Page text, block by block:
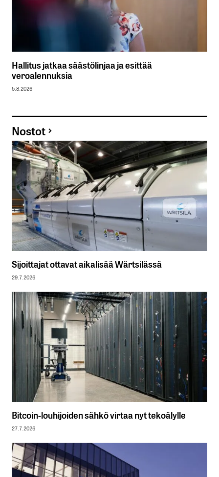
Hallitus jatkaa säästölinjaa ja esittää
veroalennuksia
5.8.2026
Nostot
Sijoittajat ottavat aikalisää Wärtsilässä
29.7.2026
Bitcoin-louhijoiden sähkö virtaa nyt tekoälylle
27.7.2026